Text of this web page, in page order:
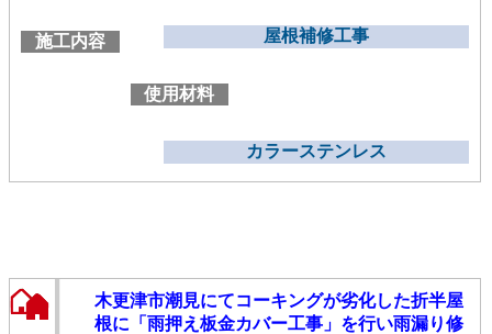
施工内容 屋根補修工事
使用材料
カラーステンレス
木更津市潮見にてコーキングが劣化した折半屋
根に「雨押え板金カバー工事」を行い雨漏り修